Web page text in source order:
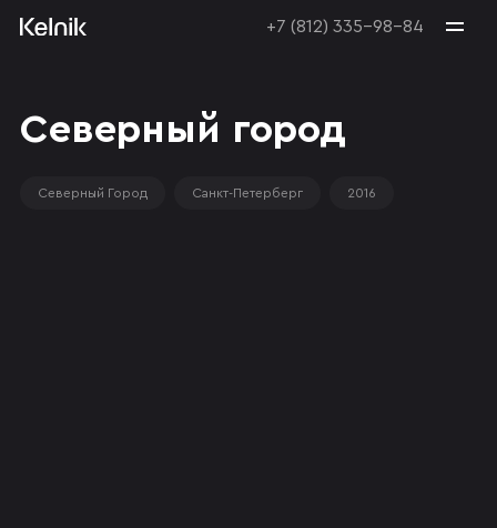
+7 (812) 335-98-84
Северный город
Северный Город Санкт-Петерберг 2016